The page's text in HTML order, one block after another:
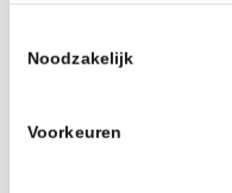
Noodzakelijk
Voorkeuren